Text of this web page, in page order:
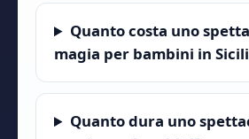
Quanto costa uno
magia per bambini in
Quanto dura uno